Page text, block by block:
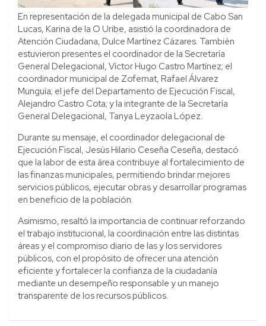
En representación de la delegada municipal de Cabo San
Lucas, Karina de la O Uribe, asistió la coordinadora de
Atención Ciudadana, Dulce Martínez Cázares. También
estuvieron presentes el coordinador de la Secretaría
General Delegacional, Víctor Hugo Castro Martínez; el
coordinador municipal de Zofemat, Rafael Álvarez
Munguía; el jefe del Departamento de Ejecución Fiscal,
Alejandro Castro Cota; y la integrante de la Secretaría
General Delegacional, Tanya Leyzaola López.
Durante su mensaje, el coordinador delegacional de
Ejecución Fiscal, Jesús Hilario Ceseña Ceseña, destacó
que la labor de esta área contribuye al fortalecimiento de
las finanzas municipales, permitiendo brindar mejores
servicios públicos, ejecutar obras y desarrollar programas
en beneficio de la población.
Asimismo, resaltó la importancia de continuar reforzando
el trabajo institucional, la coordinación entre las distintas
áreas y el compromiso diario de las y los servidores
públicos, con el propósito de ofrecer una atención
eficiente y fortalecer la confianza de la ciudadanía
mediante un desempeño responsable y un manejo
transparente de los recursos públicos.